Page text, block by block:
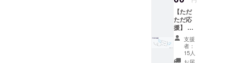
て、ま
ぜこぜ
むらを
応援し
てくだ
さい。
※送料、
消費税
うに活
動して
いる
「まぜ
こぜむ
ら」の
イメー
ジで、
【ただ
ただ応
援】 感
謝の気
持ちを
込めて
お礼の
支援
者：
15人
お届